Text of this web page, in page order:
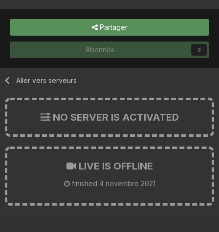
Partager
Abonnés 0
Aller vers serveurs
NO SERVER IS ACTIVATED
LIVE IS OFFLINE
finished 4 novembre 2021